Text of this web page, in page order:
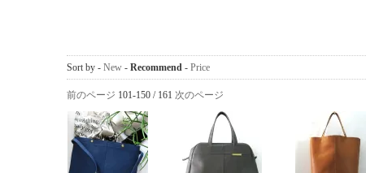
Sort by - New - Recommend - Price
前のページ 101-150 / 161 次のページ